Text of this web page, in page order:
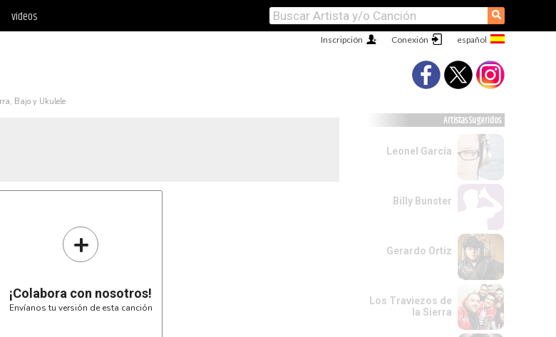
videos ⚲
Conexión
Inscripción
Bajo y Ukulele
CALOR
IRE
+
¡Colabora con nosotros!
Envíanos tu versión de esta canción
Artistas Sugeridos
Leonel García
Billy Bunster
Gerardo Ortiz
Los Traviezos de
la Sierra